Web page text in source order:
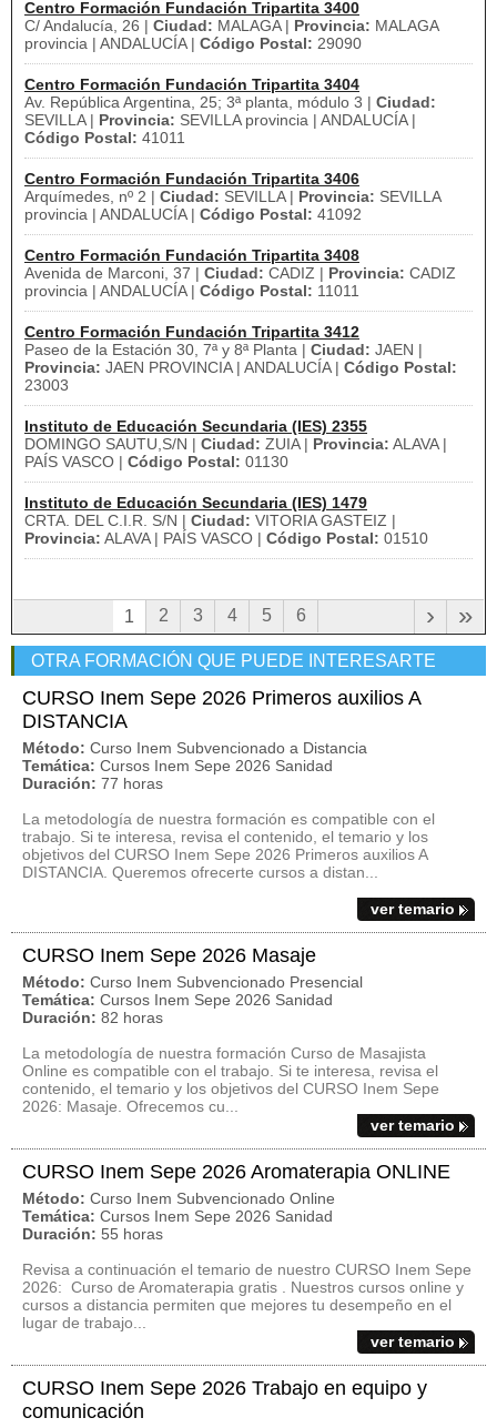
Centro Formación Fundación Tripartita 3400
C/ Andalucía, 26 | Ciudad: MALAGA | Provincia: MALAGA
provincia | ANDALUCÍA | Código Postal: 29090
Centro Formación Fundación Tripartita 3404
Av. República Argentina, 25; 3ª planta, módulo 3 | Ciudad:
SEVILLA | Provincia: SEVILLA provincia | ANDALUCÍA |
Código Postal: 41011
Centro Formación Fundación Tripartita 3406
Arquímedes, nº 2 | Ciudad: SEVILLA | Provincia: SEVILLA
provincia | ANDALUCÍA | Código Postal: 41092
Centro Formación Fundación Tripartita 3408
Avenida de Marconi, 37 | Ciudad: CADIZ | Provincia: CADIZ
provincia | ANDALUCÍA | Código Postal: 11011
Centro Formación Fundación Tripartita 3412
Paseo de la Estación 30, 7ª y 8ª Planta | Ciudad: JAEN |
Provincia: JAEN PROVINCIA | ANDALUCÍA | Código Postal:
23003
Instituto de Educación Secundaria (IES) 2355
DOMINGO SAUTU,S/N | Ciudad: ZUIA | Provincia: ALAVA |
PAÍS VASCO | Código Postal: 01130
Instituto de Educación Secundaria (IES) 1479
CRTA. DEL C.I.R. S/N | Ciudad: VITORIA GASTEIZ |
Provincia: ALAVA | PAÍS VASCO | Código Postal: 01510
1 2 3 4 5 6 »
›
OTRA FORMACIÓN QUE PUEDE INTERESARTE
CURSO Inem Sepe 2026 Primeros auxilios A
DISTANCIA
Método: Curso Inem Subvencionado a Distancia
Temática: Cursos Inem Sepe 2026 Sanidad
Duración: 77 horas
La metodología de nuestra formación es compatible con el
trabajo. Si te interesa, revisa el contenido, el temario y los
objetivos del CURSO Inem Sepe 2026 Primeros auxilios A
DISTANCIA. Queremos ofrecerte cursos a distan...
ver temario
CURSO Inem Sepe 2026 Masaje
Método: Curso Inem Subvencionado Presencial
Temática: Cursos Inem Sepe 2026 Sanidad
Duración: 82 horas
La metodología de nuestra formación Curso de Masajista
Online es compatible con el trabajo. Si te interesa, revisa el
contenido, el temario y los objetivos del CURSO Inem Sepe
2026: Masaje. Ofrecemos cu...
ver temario
CURSO Inem Sepe 2026 Aromaterapia ONLINE
Método: Curso Inem Subvencionado Online
Temática: Cursos Inem Sepe 2026 Sanidad
Duración: 55 horas
Revisa a continuación el temario de nuestro CURSO Inem Sepe
2026: Curso de Aromaterapia gratis . Nuestros cursos online y
cursos a distancia permiten que mejores tu desempeño en el
lugar de trabajo...
ver temario
CURSO Inem Sepe 2026 Trabajo en equipo y
comunicación